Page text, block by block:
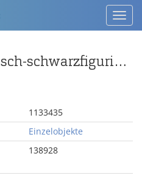
Fragment eines attisch-schwarzfigurigen Pinax mit Aegis der Athena
1133435
Einzelobjekte
138928